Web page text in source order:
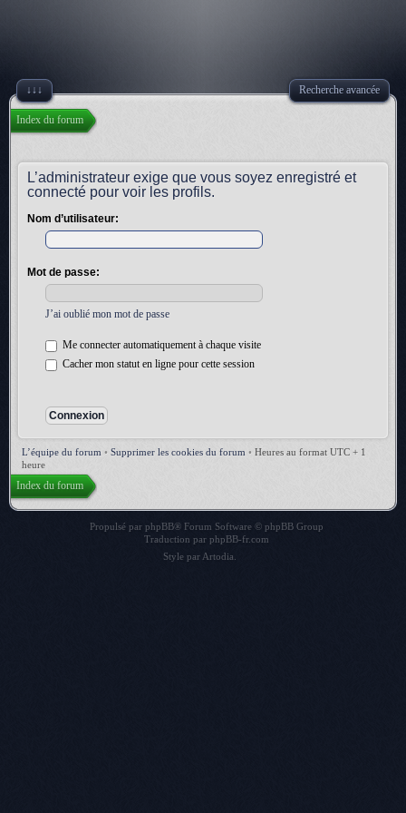
↓↓↓ Recherche avancée
Index du forum
L’administrateur exige que vous soyez enregistré et
connecté pour voir les profils.
Nom d’utilisateur:
Mot de passe:
J’ai oublié mon mot de passe
Me connecter automatiquement à chaque visite
Cacher mon statut en ligne pour cette session
L’équipe du forum • Supprimer les cookies du forum • Heures au format UTC + 1
heure
Index du forum
Propulsé par phpBB® Forum Software © phpBB Group
Traduction par phpBB-fr.com
Style par Artodia